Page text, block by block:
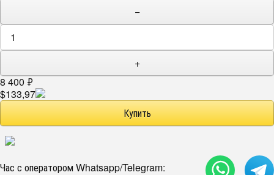
−
+
8 400 ₽
$133,97
Час с оператором Whatsapp/Telegram: